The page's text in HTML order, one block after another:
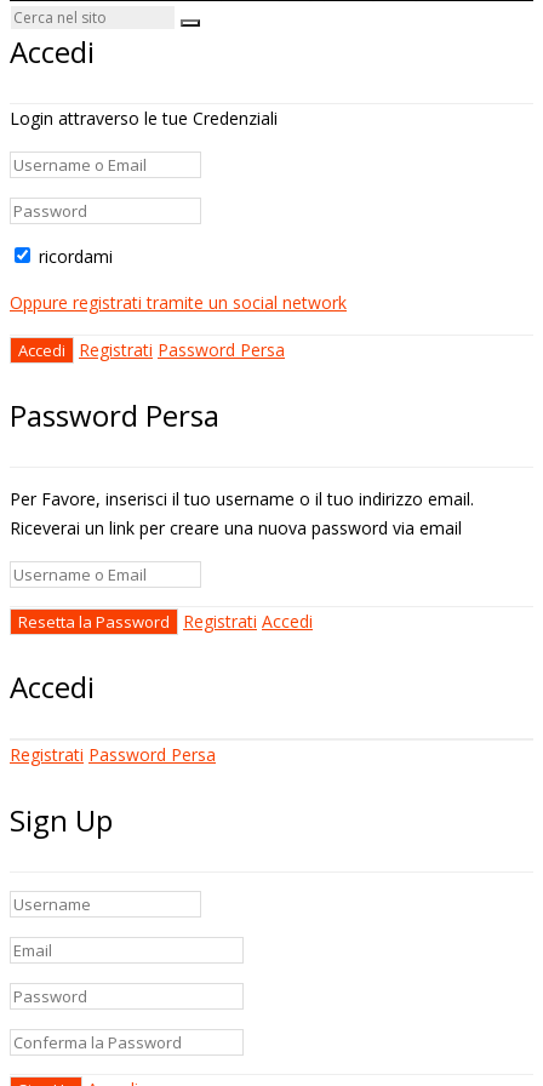
Accedi
Login attraverso le tue Credenziali
ricordami
Oppure registrati tramite un social network
Registrati Password Persa
Password Persa
Per Favore, inserisci il tuo username o il tuo indirizzo email.
Riceverai un link per creare una nuova password via email
Registrati Accedi
Accedi
Registrati Password Persa
Sign Up